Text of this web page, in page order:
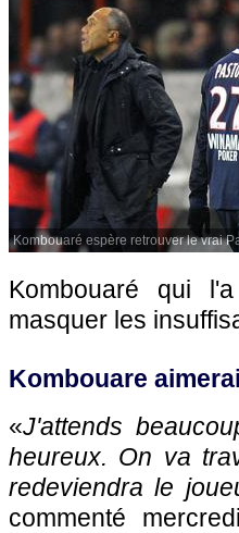
Kombouaré espère retrouver le vrai
Kombouaré qui
masquer les
Kombouare
«J'attends
heureux. On va
redeviendra le
commenté